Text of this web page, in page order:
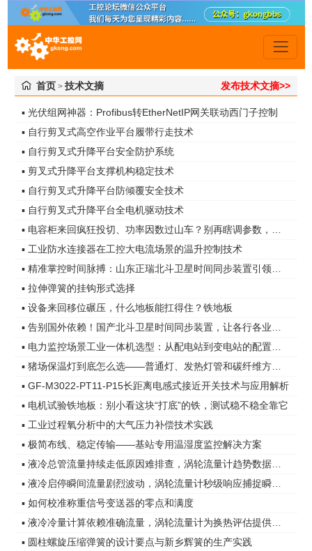
首页 > 技术文摘 发布技术文摘>>
▪ 光伏组网神器：Profibus转EtherNetIP网关联动西门子控制
▪ 自行剪叉式高空作业平台履带行走技术
▪ 自行剪叉式升降平台安全防护系统
▪ 剪叉式升降平台支撑机构稳定技术
▪ 自行剪叉式升降平台防倾覆安全技术
▪ 自行剪叉式升降平台全电机驱动技术
▪ 工业防水连接器在工控大电流场景的温升控制技术
▪ 拉伸弹簧的挂钩形式选择
▪ 设备来回移位碾压，什么地板能扛得住？铁地板
▪ GF-M3022-PT11-P15长距离电感式接近开关技术与应用解析
▪ 电机试验铁地板：别小看这块“打底”的铁，测试稳不稳全靠它
▪ 工业过程氧分析中的大气压力补偿技术实践
▪ 极简布线、稳定传输——基站专用温湿度监控解决方案
▪ 如何校准称重信号变送器的零点和满度
▪ 圆柱螺旋压缩弹簧的设计要点与新乡辉簧的生产实践